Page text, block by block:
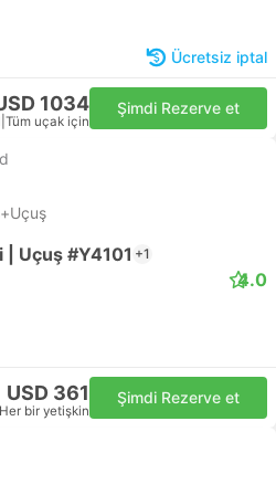
Ücretsiz iptal
1034
Tüm uçak için
Şimdi Rezerve et
| Uçuş #Y4101 +1
4.0
USD 361
Her bir yetişkin
Şimdi Rezerve et